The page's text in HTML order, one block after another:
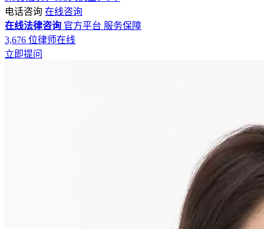
电话咨询 在线咨询
在线法律咨询 官方平台 服务保障
3,676 位律师在线
立即提问